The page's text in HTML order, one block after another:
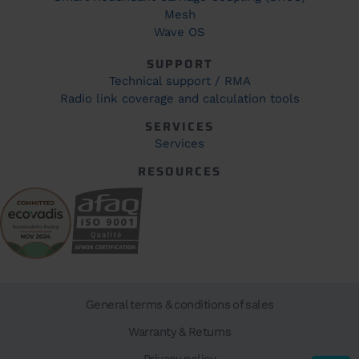
Mesh
Wave OS
SUPPORT
Technical support / RMA
Radio link coverage and calculation tools
SERVICES
Services
RESOURCES
General terms & conditions of sales
Warranty & Returns